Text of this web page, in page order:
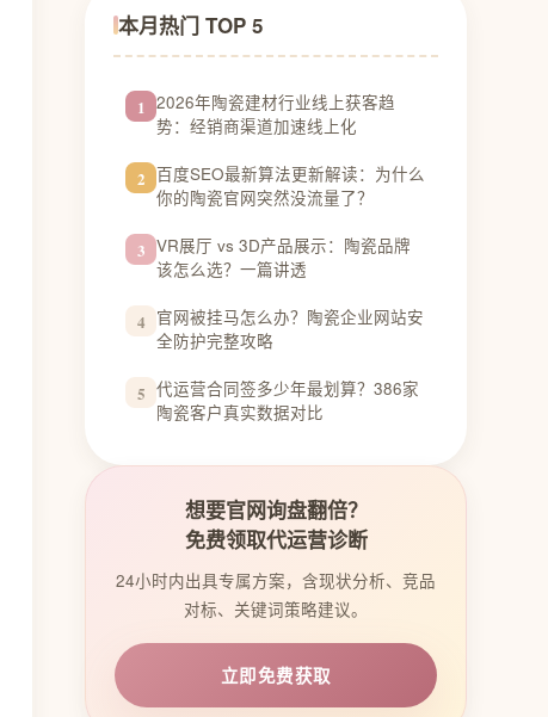
本月热门 TOP 5
1 2026年陶瓷建材行业线上获客趋
势：经销商渠道加速线上化
2 百度SEO最新算法更新解读：为什么
你的陶瓷官网突然没流量了？
3 VR展厅 vs 3D产品展示：陶瓷品牌
该怎么选？一篇讲透
4 官网被挂马怎么办？陶瓷企业网站安
全防护完整攻略
5 代运营合同签多少年最划算？386家
陶瓷客户真实数据对比
想要官网询盘翻倍？
免费领取代运营诊断
24小时内出具专属方案，含现状分析、竞品
对标、关键词策略建议。
立即免费获取